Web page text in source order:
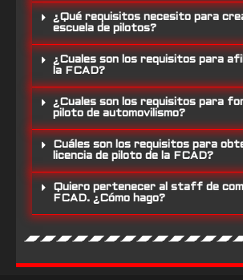
¿Qué requisitos necesito para
escuela de pilotos?
¿Cuales son los requisitos para
la FCAD?
¿Cuales son los requisitos para
piloto de automovilismo?
Cuáles son los requisitos para
licencia de piloto de la FCAD?
Quiero pertenecer al staff de
FCAD. ¿Cómo hago?